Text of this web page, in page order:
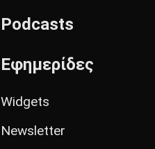
Podcasts
Εφημερίδες
Widgets
Newsletter